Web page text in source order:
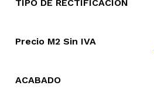
TIPO DE RECTIFICACIÓN
Precio M2 Sin IVA
ACABADO